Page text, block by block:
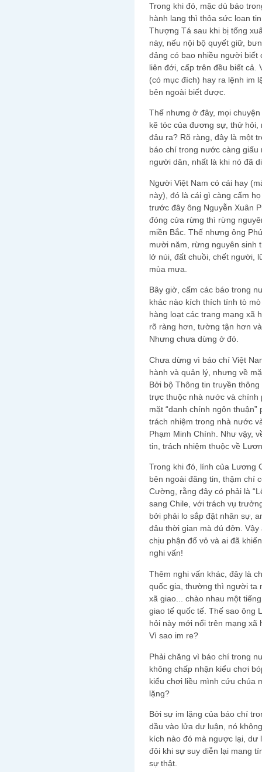
Trong khi đó, mặc dù báo
hành lang thì thỏa sức loan
Thượng Tá sau khi bị tống
này, nếu nội bộ quyết giữ,
đảng có bao nhiều người biết
liên đới, cấp trên đều biết cả.
(có mục đích) hay ra lệnh im
bên ngoài biết được.
Thế nhưng ở đây, mọi
kẽ tóc của đương sự, thử
đâu ra? Rõ ràng, đây là một
báo chí trong nước càng
người dân, nhất là khi nó đã
Người Việt Nam có cái hay
này), đó là cái gì càng cấm
trước đây ông Nguyễn Xuân
đóng cửa rừng thì rừng
miền Bắc. Thế nhưng ông
mười năm, rừng nguyên sinh
lở núi, đất chuồi, chết người,
mùa mưa.
Bây giờ, cấm các báo trong
khác nào kích thích tính tò
hàng loạt các trang mạng xã
rõ ràng hơn, tường tận hơn
Nhưng chưa dừng ở đó.
Chưa dừng vì báo chí Việt
hành và quản lý, nhưng về
Bởi bộ Thông tin truyền
trực thuộc nhà nước và chính
mặt “danh chính ngôn
trách nhiệm trong nhà nước
Phạm Minh Chính. Như vậy,
tin, trách nhiệm thuộc về
Trong khi đó, lính của Lương
bên ngoài đăng tin, thậm chí
Cường, rằng đây có phải là
sang Chile, với trách vụ
bởi phải lo sắp đặt nhân sự,
đâu thời gian mà đú đởn.
chịu phận đổ vỏ và ai đã
nghi vấn!
Thêm nghi vấn khác, đây là
quốc gia, thường thì người ta
xã giao... chào nhau một
giao tế quốc tế. Thế sao ông
hỏi này mới nổi trên mạng xã
Vì sao im re?
Phải chăng vì báo chí trong
không chấp nhận kiểu chơi
kiểu chơi liều mình cứu chúa
lặng?
Bởi sự im lặng của báo chí
dầu vào lửa dư luận, nó
kích nào đó mà ngược lại, dư
đôi khi sự suy diễn lại mang
sự thật.